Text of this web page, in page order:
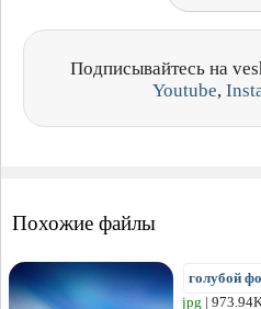
Подписывайтесь на
Youtube,
Похожие файлы
голубой
jpg |